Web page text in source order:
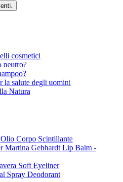
cosmetici
neutro?
la salute degli uomini
Natura
Corpo Scintillante
Martina Gebhardt Lip Balm -
Soft Eyeliner
Spray Deodorant